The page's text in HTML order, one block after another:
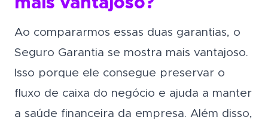
Ao compararmos essas duas garantias, o
Seguro Garantia se mostra mais vantajoso.
Isso porque ele consegue preservar o
fluxo de caixa do negócio e ajuda a manter
a saúde financeira da empresa. Além disso,